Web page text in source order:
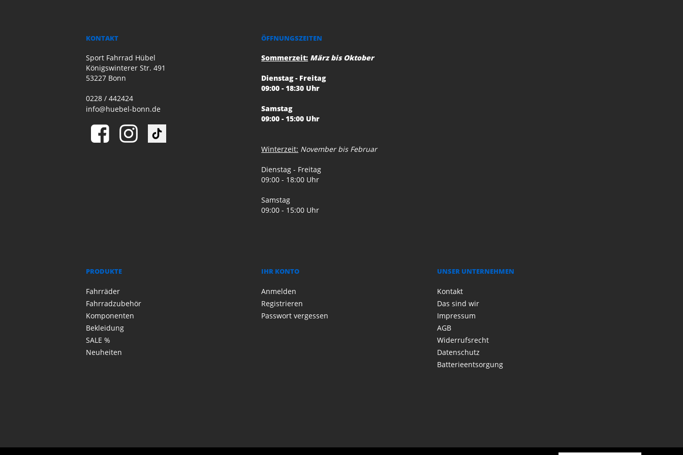
KONTAKT
Sport Fahrrad Hübel
Königswinterer Str. 491
53227 Bonn
0228 / 442424
info@huebel-bonn.de
ÖFFNUNGSZEITEN
Sommerzeit: März bis Oktober
Dienstag - Freitag
09:00 - 18:30 Uhr
Samstag
09:00 - 15:00 Uhr
Winterzeit: November bis Februar
Dienstag - Freitag
09:00 - 18:00 Uhr
Samstag
09:00 - 15:00 Uhr
PRODUKTE
Fahrräder
Fahrradzubehör
Komponenten
Bekleidung
SALE %
Neuheiten
IHR KONTO
Anmelden
Registrieren
Passwort vergessen
UNSER UNTERNEHMEN
Kontakt
Das sind wir
Impressum
AGB
Widerrufsrecht
Datenschutz
Batterieentsorgung